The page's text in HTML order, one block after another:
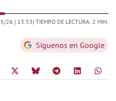
26 | 13:53| TIEMPO DE LECTURA: 2 MIN.
Síguenos en Google